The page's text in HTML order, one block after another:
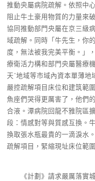
推動央屬病院疏解。依照中
阻止牛土豪用物質的力量來
協同推動部門央屬在京三級
域疏解。同時「牛先生，你
度，無法被我完美平衡。」
療衛活力構和部門央屬醫療
天”地域等市域內資本單薄地
嚴控疏解項目床位和建筑範
魚座們哭得更厲害了，他們
合液。潭病院回龍不雅院區
段：情感對等與質感互換。
換取張水瓶最貴的一滴淚水
疏解項目，緊縮現址床位範圍
《計劃》請求嚴厲落實城